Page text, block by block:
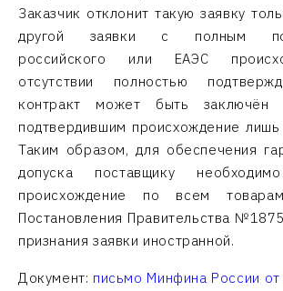
Заказчик отклонит такую заявку
другой заявки с полным
российского или ЕАЭС
отсутствии полностью
контракт может быть заключён
подтвердившим происхождение лишь
Таким образом, для обеспечения
допуска поставщику
происхождение по всем
Постановления Правительства
признания заявки иностранной.
Документ: письмо Минфина России